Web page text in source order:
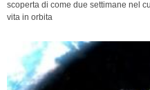
scoperta di come due settimane nel
vita in orbita